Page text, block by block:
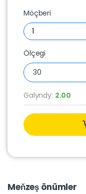
Möçberi
Ölçegi
30
Galyndy: 2.00
Meňzeş önümler